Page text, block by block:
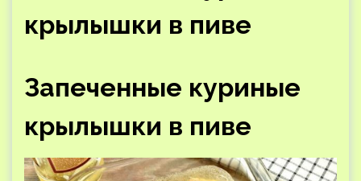
крылышки в пиве
Запеченные куриные
крылышки в пиве